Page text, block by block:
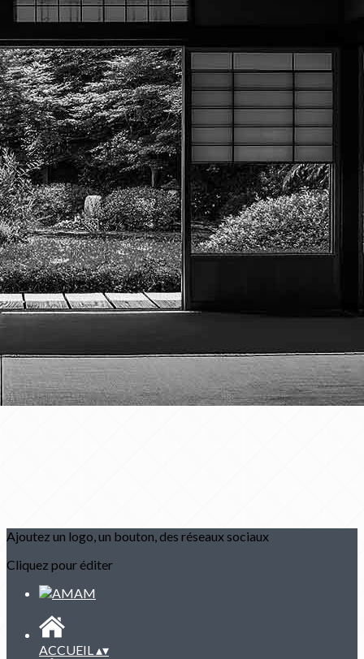
Exporter les lignes sélectionnées
Exporter uniquement les colonnes affichées
Menu
?>
Images de la page d'accueil
Cliquez pour éditer
Texte, bouton et/ou inscription à la newsletter
Cliquez pour éditer
Académie Menneçoise d'Arts
Martiaux
Je m'abonne à la newsletter
Ajoutez un logo, un bouton, des réseaux sociaux
Cliquez pour éditer
ACCUEIL▴▾